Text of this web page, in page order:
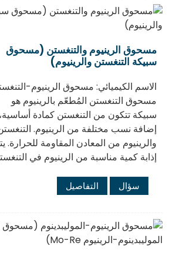
مسحوق الرينيوم والتنغستن (مسحوق
سبيكة التنغستن والرينيوم)
الاسم الكيميائي: مسحوق الرينيوم-
مسحوق التنغستن المُطعّم بالرينيوم هو
سبيكة تتكون من التنغستن كمادة
إضافة نسب مختلفة من الرينيوم.
والرينيوم من المعادن المقاومة للحرارة.
إذابة كمية مناسبة من الرينيوم في
سؤال التفاصيل